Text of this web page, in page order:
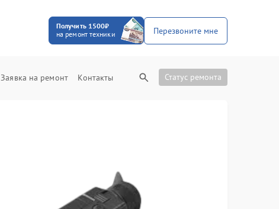
Получить 1500₽
на ремонт техники
Перезвоните мне
Заявка на ремонт Контакты Статус ремонта